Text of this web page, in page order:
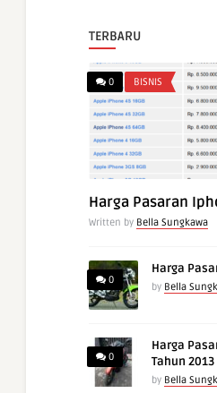
TERBARU
0 BISNIS
Harga Pasaran
Written by Bella Sungkawa
0
Harga
by Bella
0
Harga
Tahun
by Bella